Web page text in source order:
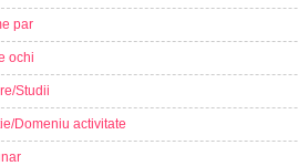
par
ochi
Studii
Domeniu activitate